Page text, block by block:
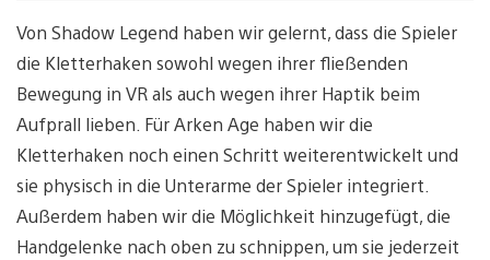
Von Shadow Legend haben wir gelernt, dass die Spieler
die Kletterhaken sowohl wegen ihrer fließenden
Bewegung in VR als auch wegen ihrer Haptik beim
Aufprall lieben. Für Arken Age haben wir die
Kletterhaken noch einen Schritt weiterentwickelt und
sie physisch in die Unterarme der Spieler integriert.
Außerdem haben wir die Möglichkeit hinzugefügt, die
Handgelenke nach oben zu schnippen, um sie jederzeit